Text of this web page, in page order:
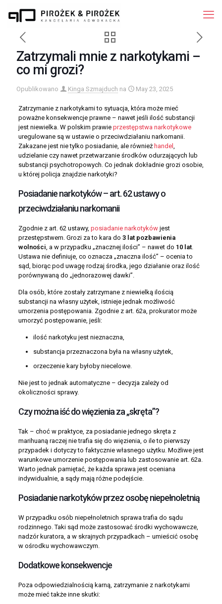
Zatrzymali mnie z narkotykami –
co mi grozi?
Opublikowano Kinga Szmajduch na May 23, 2025
Zatrzymanie z narkotykami to sytuacja, która może mieć
poważne konsekwencje prawne – nawet jeśli ilość substancji
jest niewielka. W polskim prawie przestępstwa narkotykowe
uregulowane są w ustawie o przeciwdziałaniu narkomanii.
Zakazane jest nie tylko posiadanie, ale również handel ,
udzielanie czy nawet przetwarzanie środków odurzających lub
substancji psychotropowych. Co jednak dokładnie grozi osobie,
u której policja znajdzie narkotyki?
Posiadanie narkotyków – art. 62 ustawy o
przeciwdziałaniu narkomanii
Zgodnie z art. 62 ustawy, posiadanie narkotykówjest
przestępstwem. Grozi za to kara do 3 lat pozbawienia
wolności, a w przypadku „znacznej ilości” – nawet do 10 lat.
Ustawa nie definiuje, co oznacza „znaczna ilość” – ocenia to
sąd, biorąc pod uwagę rodzaj środka, jego działanie oraz ilość
porównywaną do „jednorazowej dawki”.
Dla osób, które zostały zatrzymane z niewielką ilością
substancji na własny użytek, istnieje jednak możliwość
umorzenia postępowania. Zgodnie z art. 62a, prokurator może
umorzyć postępowanie, jeśli:
ilość narkotyku jest nieznaczna,
substancja przeznaczona była na własny użytek,
orzeczenie kary byłoby niecelowe.
Nie jest to jednak automatyczne – decyzja zależy od
okoliczności sprawy.
Czy można iść do więzienia za „skręta”?
Tak – choć w praktyce, za posiadanie jednego skręta z
marihuaną raczej nie trafia się do więzienia, o ile to pierwszy
przypadek i dotyczy to faktycznie własnego użytku. Możliwe jest
warunkowe umorzenie postępowania lub zastosowanie art. 62a.
Warto jednak pamiętać, że każda sprawa jest oceniana
indywidualnie, a sądy mają różne podejście.
Posiadanie narkotyków przez osobę niepełnoletnią
W przypadku osób niepełnoletnich sprawa trafia do sądu
rodzinnego. Taki sąd może zastosować środki wychowawcze,
nadzór kuratora, a w skrajnych przypadkach – umieścić osobę
w ośrodku wychowawczym.
Dodatkowe konsekwencje
Poza odpowiedzialnością karną, zatrzymanie z narkotykami
może mieć także inne skutki: